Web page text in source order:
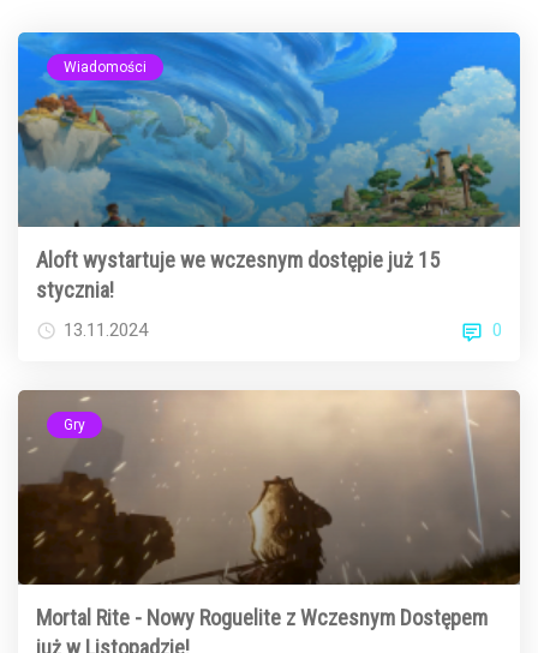
Wiadomości
Aloft wystartuje we wczesnym dostępie już 15
stycznia!
13.11.2024 0
Gry
Mortal Rite - Nowy Roguelite z Wczesnym Dostępem